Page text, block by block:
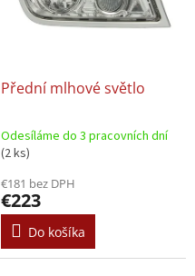
Přední mlhové světlo
Odesíláme do 3 pracovních dní
(2 ks)
€181 bez DPH
€223
Do košíka